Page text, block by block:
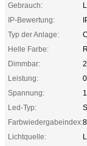
Gebrauch:
IP-Bewertung:
Typ der Anlage:
Helle Farbe:
Dimmbar:
Leistung:
Spannung:
Led-Typ:
Farbwiedergabeindex:
Lichtquelle: